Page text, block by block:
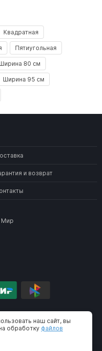
Квадратная
Пятиугольная
Ширина 80 см
Ширина 95 см
и возврат
Мир
наш сайт, вы
обработку файлов